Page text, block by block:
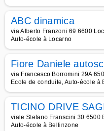
ABC dinamica
via Alberto Franzoni 69 6600
Auto-école à Locarno
Fiore Daniele
via Francesco Borromini 29A
Ecole de conduite, Auto-école à
TICINO DRIVE
viale Stefano Franscini 30 6500
Auto-école à Bellinzone